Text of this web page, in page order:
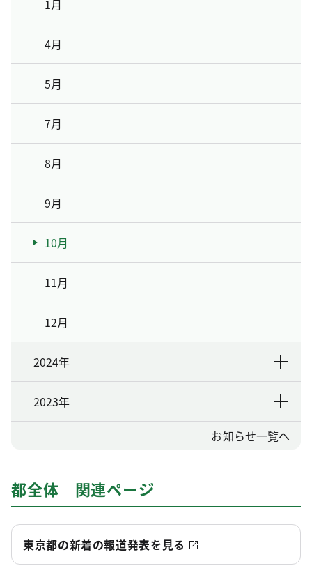
1月
4月
5月
7月
8月
9月
10月
11月
12月
2024年
2023年
お知らせ一覧へ
都全体 関連ページ
東京都の新着の報道発表を見る